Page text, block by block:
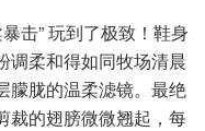
击” 玩到了极致！鞋身
调柔和得如同牧场清晨
朦胧的温柔滤镜。最绝
裁的翅膀微微翘起，每